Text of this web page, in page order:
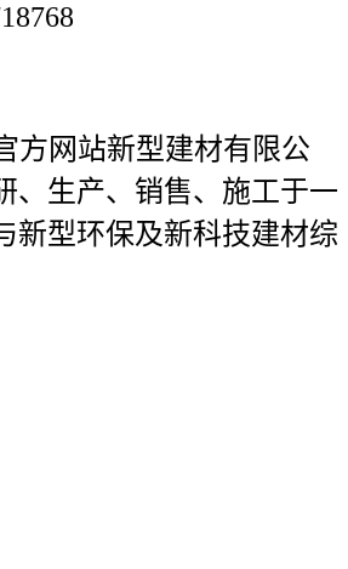
方网站新型建材有限公
、生产、销售、施工于一
新型环保及新科技建材综